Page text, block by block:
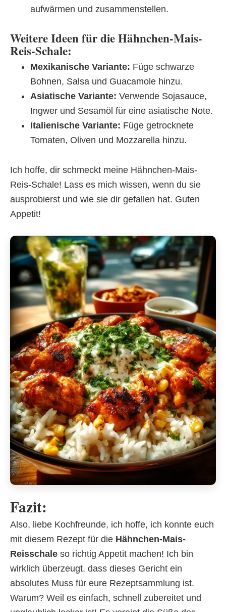
aufwärmen und zusammenstellen.
Weitere Ideen für die Hähnchen-Mais-
Reis-Schale:
Mexikanische Variante: Füge schwarze
Bohnen, Salsa und Guacamole hinzu.
Asiatische Variante: Verwende Sojasauce,
Ingwer und Sesamöl für eine asiatische Note.
Italienische Variante: Füge getrocknete
Tomaten, Oliven und Mozzarella hinzu.
Ich hoffe, dir schmeckt meine Hähnchen-Mais-
Reis-Schale! Lass es mich wissen, wenn du sie
ausprobierst und wie sie dir gefallen hat. Guten
Appetit!
Fazit:
Also, liebe Kochfreunde, ich hoffe, ich konnte euch
mit diesem Rezept für die Hähnchen-Mais-
Reisschale so richtig Appetit machen! Ich bin
wirklich überzeugt, dass dieses Gericht ein
absolutes Muss für eure Rezeptsammlung ist.
Warum? Weil es einfach, schnell zubereitet und